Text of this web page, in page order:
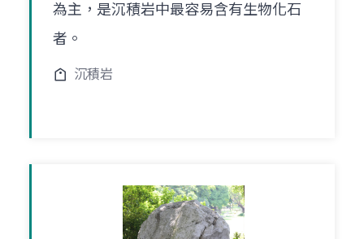
為主，是沉積岩中最容易含有生物化石
者。
沉積岩